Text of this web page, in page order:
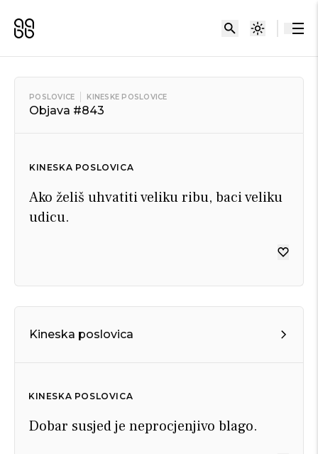
POSLOVICE KINESKE POSLOVICE
Objava #843
KINESKA POSLOVICA
Ako želiš uhvatiti veliku ribu, baci veliku
udicu.
Kineska poslovica
KINESKA POSLOVICA
Dobar susjed je neprocjenjivo blago.